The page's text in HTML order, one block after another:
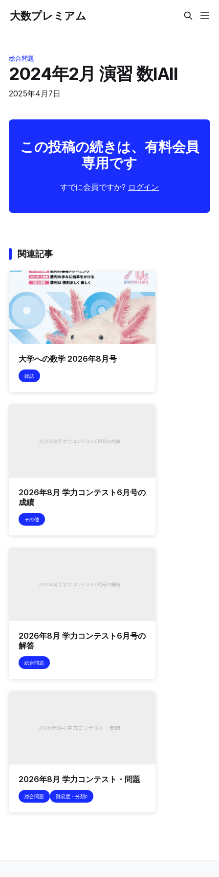
大数プレミアム
総合問題
2024年2月 演習 数IAII
2025年4月7日
この投稿の続きは、有料会員
専用です
すでに会員ですか? ログイン
関連記事
大学への数学 2026年8月号
雑誌
2026年8月 学力コンテスト6月号の
成績
その他
2026年8月 学力コンテスト6月号の
解答
総合問題
2026年8月 学力コンテスト・問題
総合問題 難易度・分類c